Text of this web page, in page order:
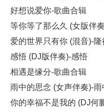
好想说爱你-歌曲合辑
等你等了那么久 (女版伴
爱的世界只有你 (混音)-
感悟 (DJ版伴奏)-感悟
相遇是缘分-歌曲合辑
雨中的思念 (女声伴奏)-雨
你的幸福不是我的 (DJ何